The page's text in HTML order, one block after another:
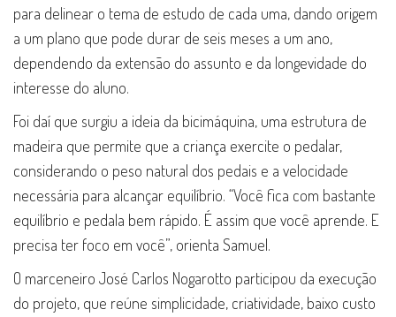
para delinear o tema de estudo de cada uma, dando origem
a um plano que pode durar de seis meses a um ano,
dependendo da extensão do assunto e da longevidade do
interesse do aluno.
Foi daí que surgiu a ideia da bicimáquina, uma estrutura de
madeira que permite que a criança exercite o pedalar,
considerando o peso natural dos pedais e a velocidade
necessária para alcançar equilíbrio. “Você fica com bastante
equilíbrio e pedala bem rápido. É assim que você aprende. E
precisa ter foco em você”, orienta Samuel.
O marceneiro José Carlos Nogarotto participou da execução
do projeto, que reúne simplicidade, criatividade, baixo custo